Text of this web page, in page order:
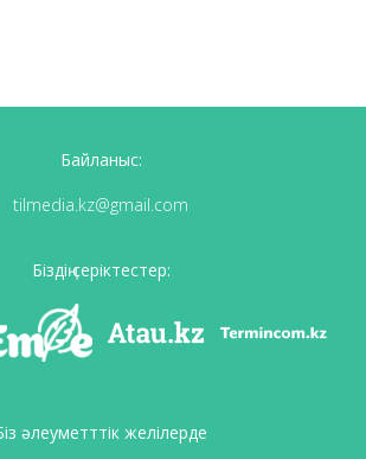
Байланыс:
tilmedia.kz@gmail.com
Біздің серіктестер:
әлеуметттік желілерде